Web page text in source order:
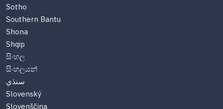
Sotho
Southern Bantu
Shona
Shqip
සිංහල
සිංහලයන්
سنڌي
Slovenský